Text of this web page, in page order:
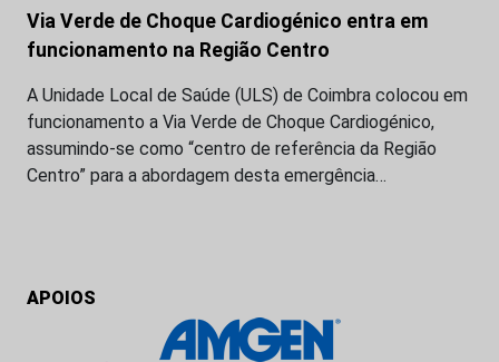
Via Verde de Choque Cardiogénico entra em
funcionamento na Região Centro
A Unidade Local de Saúde (ULS) de Coimbra colocou em
funcionamento a Via Verde de Choque Cardiogénico,
assumindo-se como “centro de referência da Região
Centro” para a abordagem desta emergência…
APOIOS